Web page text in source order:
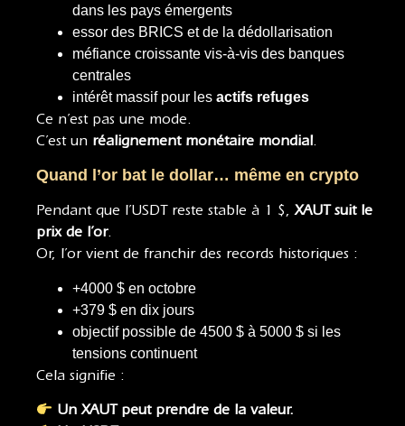
dans les pays émergents
essor des BRICS et de la dédollarisation
méfiance croissante vis-à-vis des banques
centrales
intérêt massif pour les actifs refuges
Ce n’est pas une mode.
C’est un réalignement monétaire mondial.
Quand l’or bat le dollar… même en crypto
Pendant que l’USDT reste stable à 1 $,XAUT suit le
prix de l’or.
Or, l’or vient de franchir des records historiques :
+4000 $ en octobre
+379 $ en dix jours
objectif possible de 4500 $ à 5000 $ si les
tensions continuent
Cela signifie :
Un XAUT peut prendre de la valeur.